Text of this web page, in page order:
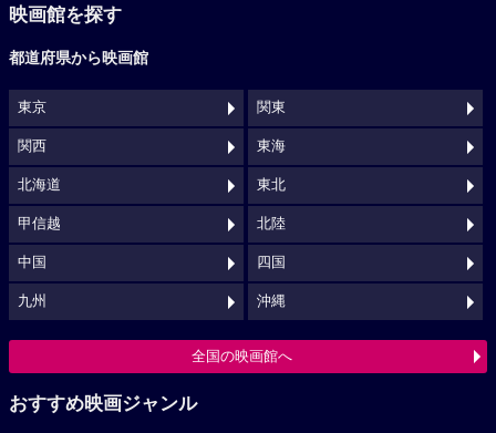
映画館を探す
都道府県から映画館
東京 関東
関西 東海
北海道 東北
甲信越 北陸
中国 四国
九州 沖縄
全国の映画館へ
おすすめ映画ジャンル